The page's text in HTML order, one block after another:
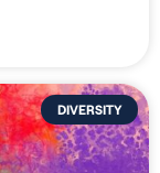
DIVERSITY